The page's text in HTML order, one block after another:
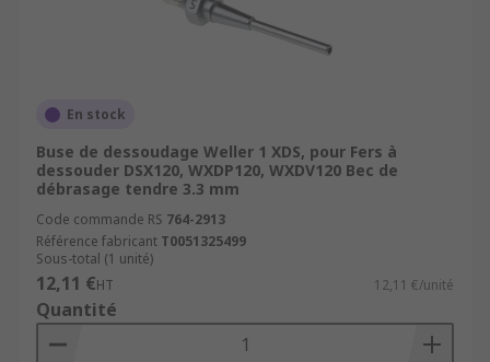
En stock
Buse de dessoudage Weller 1 XDS, pour Fers à
dessouder DSX120, WXDP120, WXDV120 Bec de
débrasage tendre 3.3 mm
Code commande RS 764-2913
Référence fabricant T0051325499
Sous-total (1 unité)
12,11 €HT 12,11 €/unité
Quantité